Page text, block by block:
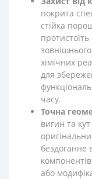
покрита
стійка
хімічних
для
часу.
Точна
вигин та
бездоганне
або